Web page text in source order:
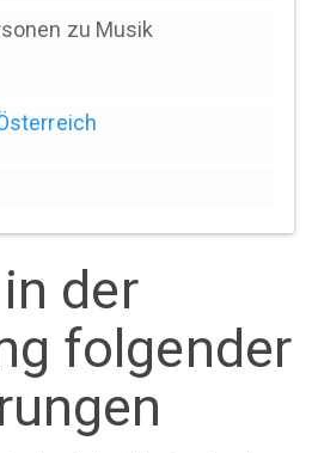
zu Musik
der
folgender